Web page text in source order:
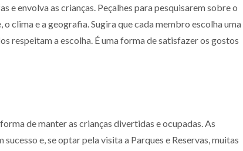
envolva as crianças. Peçalhes para pesquisarem sobre o
clima e a geografia. Sugira que cada membro escolha uma
respeitam a escolha. É uma forma de satisfazer os gostos
de manter as crianças divertidas e ocupadas. As
e, se optar pela visita a Parques e Reservas, muitas